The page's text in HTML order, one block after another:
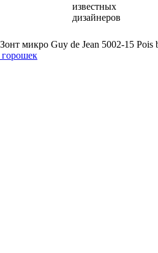
Зонт микро Guy de Jean 5002-15 Pois